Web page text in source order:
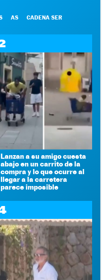
AS CADENA SER
Lanzan a su amigo cuesta
abajo en un carrito de la
compra y lo que ocurre al
llegar a la carretera
parece imposible